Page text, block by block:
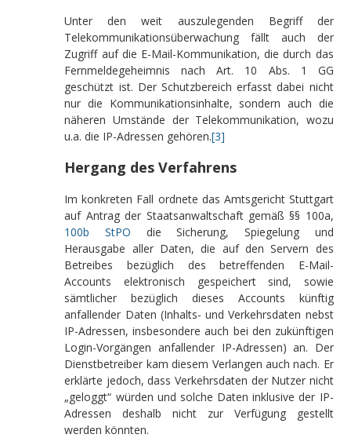
Unter den weit auszulegenden Begriff der
Telekommunikationsüberwachung fällt auch der
Zugriff auf die E-Mail-Kommunikation, die durch das
Fernmeldegeheimnis nach Art. 10 Abs. 1 GG
geschützt ist. Der Schutzbereich erfasst dabei nicht
nur die Kommunikationsinhalte, sondern auch die
näheren Umstände der Telekommunikation, wozu
u.a. die IP-Adressen gehören.[3]
Hergang des Verfahrens
Im konkreten Fall ordnete das Amtsgericht Stuttgart
auf Antrag der Staatsanwaltschaft gemäß §§ 100a,
100b StPO die Sicherung, Spiegelung und
Herausgabe aller Daten, die auf den Servern des
Betreibes bezüglich des betreffenden E-Mail-
Accounts elektronisch gespeichert sind, sowie
sämtlicher bezüglich dieses Accounts künftig
anfallender Daten (Inhalts- und Verkehrsdaten nebst
IP-Adressen, insbesondere auch bei den zukünftigen
Login-Vorgängen anfallender IP-Adressen) an. Der
Dienstbetreiber kam diesem Verlangen auch nach. Er
erklärte jedoch, dass Verkehrsdaten der Nutzer nicht
„geloggt“ würden und solche Daten inklusive der IP-
Adressen deshalb nicht zur Verfügung gestellt
werden könnten.